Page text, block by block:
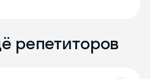
репетиторов